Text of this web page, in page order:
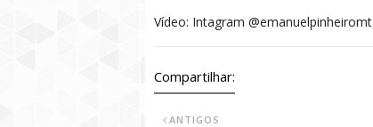
Vídeo: Intagram @emanuelpinheiromt
Compartilhar:
ANTIGOS